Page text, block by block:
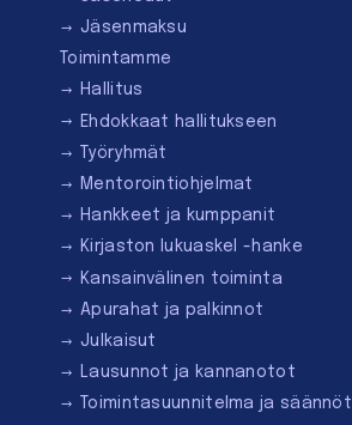
Jäsenmaksu
Toimintamme
Hallitus
Ehdokkaat hallitukseen
Työryhmät
Mentorointi­ohjelmat
Hankkeet ja kumppanit
Kirjaston lukuaskel -hanke
Kansainvälinen toiminta
Apurahat ja palkinnot
Julkaisut
Lausunnot ja kannanotot
Toimintasuunnitelma ja säännöt